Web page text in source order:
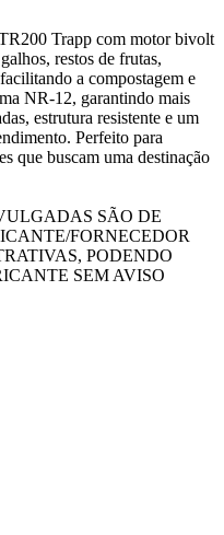
Trapp com motor bivolt
restos de frutas,
a compostagem e
NR-12, garantindo mais
estrutura resistente e um
Perfeito para
que buscam uma destinação
SÃO DE
FORNECEDOR
PODENDO
SEM AVISO